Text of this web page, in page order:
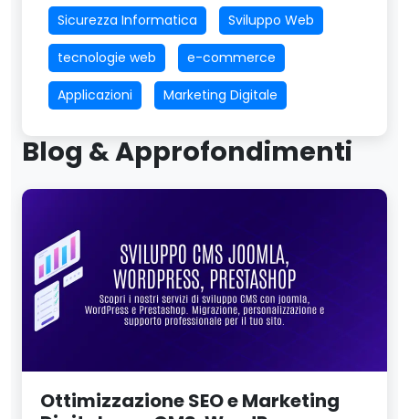
Sicurezza Informatica Sviluppo Web
tecnologie web e-commerce
Applicazioni Marketing Digitale
Blog & Approfondimenti
Ottimizzazione SEO e Marketing